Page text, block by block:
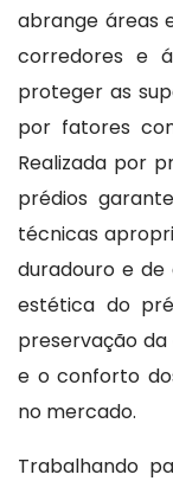
abrange áreas
corredores e
proteger as
por fatores
Realizada por
prédios
técnicas
duradouro e de
estética do
preservação
e o conforto
no mercado.
Trabalhando